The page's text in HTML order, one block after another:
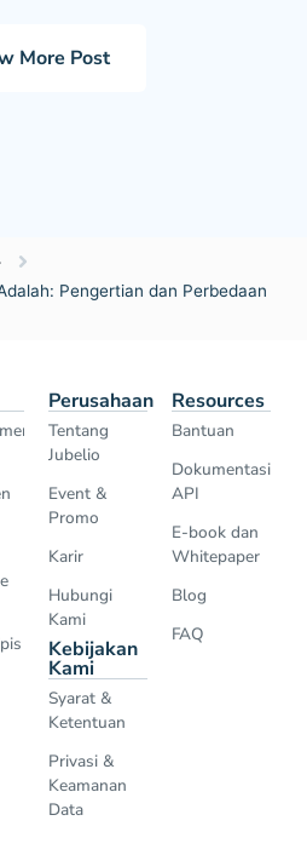
More Post
Pengertian dan Perbedaan
Perusahaan
Tentang
Jubelio
Event &
Promo
Karir
Hubungi
Kami
Kebijakan
Kami
Syarat &
Ketentuan
Privasi &
Keamanan
Data
Resources
Bantuan
Dokumentasi
API
E-book dan
Whitepaper
Blog
FAQ